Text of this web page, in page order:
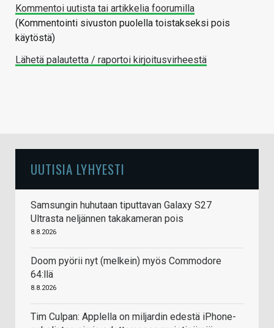
Kommentoi uutista tai artikkelia foorumilla
(Kommentointi sivuston puolella toistakseksi pois
käytöstä)
Lähetä palautetta / raportoi kirjoitusvirheestä
UUTISIA LYHYESTI
Samsungin huhutaan tiputtavan Galaxy S27
Ultrasta neljännen takakameran pois
8.8.2026
Doom pyörii nyt (melkein) myös Commodore
64:llä
8.8.2026
Tim Culpan: Applella on miljardin edestä iPhone-